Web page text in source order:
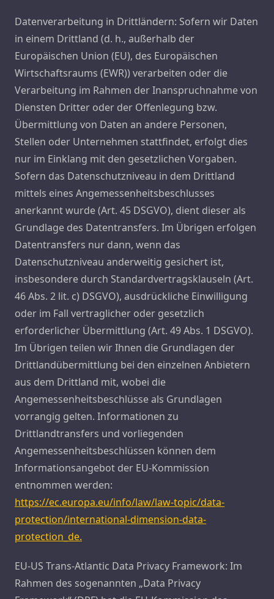
Datenverarbeitung in Drittländern: Sofern wir Daten
in einem Drittland (d. h., außerhalb der
Europäischen Union (EU), des Europäischen
Wirtschaftsraums (EWR)) verarbeiten oder die
Verarbeitung im Rahmen der Inanspruchnahme von
Diensten Dritter oder der Offenlegung bzw.
Übermittlung von Daten an andere Personen,
Stellen oder Unternehmen stattfindet, erfolgt dies
nur im Einklang mit den gesetzlichen Vorgaben.
Sofern das Datenschutzniveau in dem Drittland
mittels eines Angemessenheitsbeschlusses
anerkannt wurde (Art. 45 DSGVO), dient dieser als
Grundlage des Datentransfers. Im Übrigen erfolgen
Datentransfers nur dann, wenn das
Datenschutzniveau anderweitig gesichert ist,
insbesondere durch Standardvertragsklauseln (Art.
46 Abs. 2 lit. c) DSGVO), ausdrückliche Einwilligung
oder im Fall vertraglicher oder gesetzlich
erforderlicher Übermittlung (Art. 49 Abs. 1 DSGVO).
Im Übrigen teilen wir Ihnen die Grundlagen der
Drittlandübermittlung bei den einzelnen Anbietern
aus dem Drittland mit, wobei die
Angemessenheitsbeschlüsse als Grundlagen
vorrangig gelten. Informationen zu
Drittlandtransfers und vorliegenden
Angemessenheitsbeschlüssen können dem
Informationsangebot der EU-Kommission
entnommen werden:
https://ec.europa.eu/info/law/law-topic/data-
protection/international-dimension-data-
protection_de.
EU-US Trans-Atlantic Data Privacy Framework: Im
Rahmen des sogenannten „Data Privacy